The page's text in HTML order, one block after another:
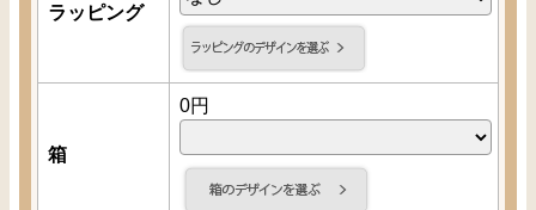
ラッピング
箱
0円